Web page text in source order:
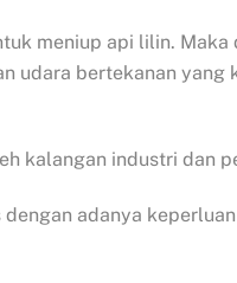
meniup api lilin. Maka
udara bertekanan yang
kalangan industri dan
adanya